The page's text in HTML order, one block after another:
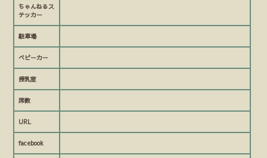
ちゃんねるス
テッカー
駐車場
ベビーカー
授乳室
席数
URL
facebook